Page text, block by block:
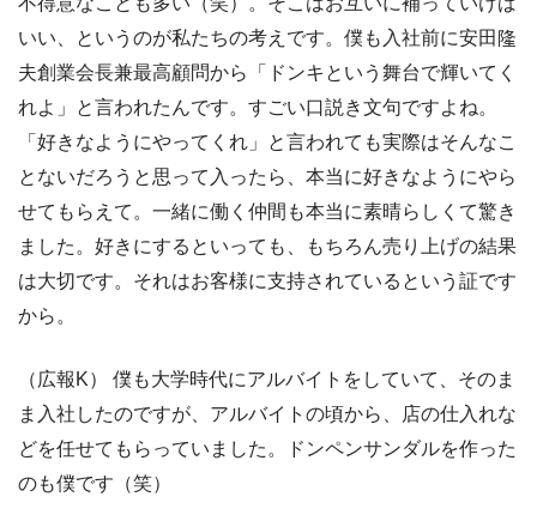
いい、というのが私たちの考えです。僕も入社前に安田隆
夫創業会長兼最高顧問から「ドンキという舞台で輝いてく
れよ」と言われたんです。すごい口説き文句ですよね。
「好きなようにやってくれ」と言われても実際はそんなこ
とないだろうと思って入ったら、本当に好きなようにやら
せてもらえて。一緒に働く仲間も本当に素晴らしくて驚き
ました。好きにするといっても、もちろん売り上げの結果
は大切です。それはお客様に支持されているという証です
から。
（広報K） 僕も大学時代にアルバイトをしていて、そのま
ま入社したのですが、アルバイトの頃から、店の仕入れな
どを任せてもらっていました。ドンペンサンダルを作った
のも僕です（笑）